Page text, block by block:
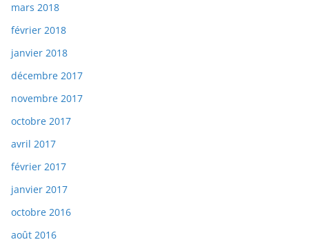
mars 2018
février 2018
janvier 2018
décembre 2017
novembre 2017
octobre 2017
avril 2017
février 2017
janvier 2017
octobre 2016
août 2016